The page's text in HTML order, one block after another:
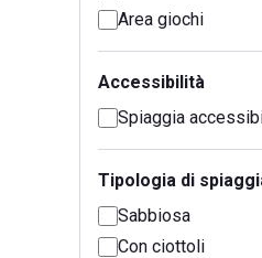
Area giochi
Accessibilità
Spiaggia
Tipologia di
Sabbiosa
Con ciottoli